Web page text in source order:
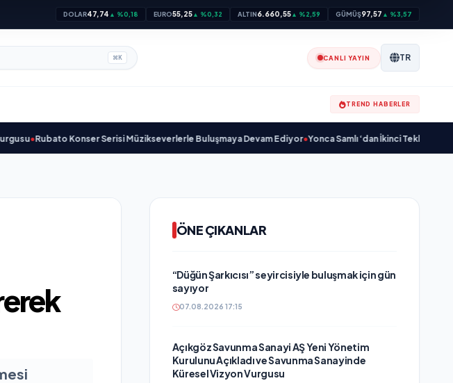
DOLAR47,74 ▲ %0,18 EURO55,25▲ %0,32 ALTIN6.660,55▲ %2,59 GÜMÜŞ97,57 ▲ %3,57
⌘K CANLI YAYIN TR
TREND HABERLER
Konser Serisi Müzikseverlerle Buluşmaya Devam Ediyor•Yonca Samlı ‘dan İkinci Tekli “Donacaksın
ÖNE ÇIKANLAR
“Düğün Şarkıcısı” seyircisiyle buluşmak için gün
sayıyor
07.08.2026 17:15
Açıkgöz Savunma Sanayi AŞ Yeni Yönetim
Kurulunu Açıkladı ve Savunma Sanayinde
Küresel Vizyon Vurgusu